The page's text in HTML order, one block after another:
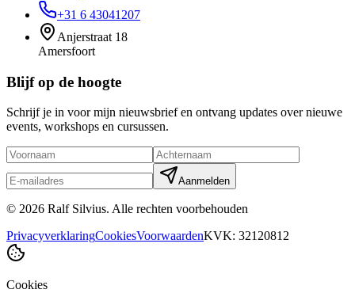
+31 6 43041207
Anjerstraat 18
Amersfoort
Blijf op de hoogte
Schrijf je in voor mijn nieuwsbrief en ontvang updates over nieuwe
events, workshops en cursussen.
Aanmelden
© 2026 Ralf Silvius. Alle rechten voorbehouden
PrivacyverklaringCookiesVoorwaardenKVK: 32120812
Cookies